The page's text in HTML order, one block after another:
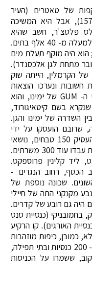
של טאטרים (העיר
נכבשה ונשרפה עד היסוד בשנת 1571), אבל היא המשיכה
פלטצ'ר, חשב שהיא
גדולה מלונדון - לפי ההערכה היו בה למעלה מ- 40 אלף בתים.
הוא היה מוקף תעלת מים
מתחת לגן אלכסנדר).
הקרמלין, הייתה שוק
חשובות ונערכו הוצאות
להורג. אזור מסחרי נוסף היה מאחורי ה- GUM של ימינו, והוא
בשם קיטאיגורוד,
השדרה של ימינו והגן.
שרובם הועסקו על ידי
הצאר. הטיפול בהם חייב, למשל, להעסיק 150 טבחים, נושאי
מים, שוטפי כלים ומפקחי מזון. באורוות עבדו עוד 300 משרתים.
ליד קלינין פרוספקט.
הכסף, רחוב הנגרים -
שכונה נוספת של
מקנקני התה של חיילי
היה גם רובע של קדרים.
בחמובניקי (כנסיית סנט
האורגים). קו הרקיע
כמובן, כיפות מוזהבות
ומגדלי פעמונים - בעיר היו למעלה מ- 200 כנסיות ובתי תפילה,
ששמרו על הכניסות